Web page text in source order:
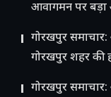
आवागमन पर
गोरखपुर
गोरखपुर शहर की
गोरखपुर